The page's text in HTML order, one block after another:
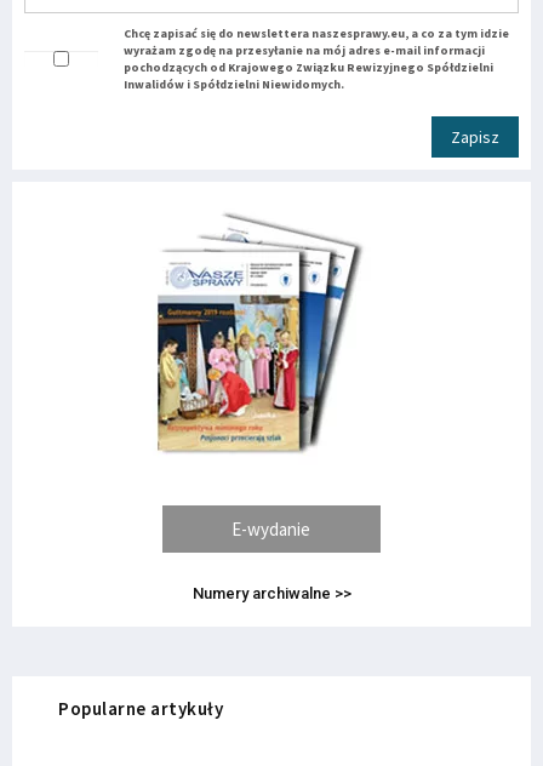
Chcę zapisać się do newslettera naszesprawy.eu, a co za tym idzie
wyrażam zgodę na przesyłanie na mój adres e-mail informacji
pochodzących od Krajowego Związku Rewizyjnego Spółdzielni
Inwalidów i Spółdzielni Niewidomych.
Zapisz
E-wydanie
Numery archiwalne >>
Popularne artykuły